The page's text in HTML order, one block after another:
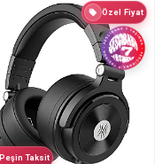
Özel Fiyat
Peşin Taksit